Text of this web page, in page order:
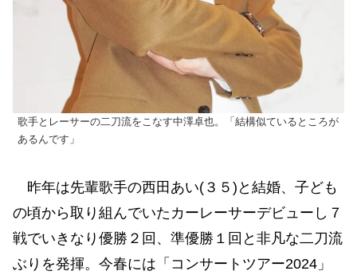
歌手とレーサーの二刀流をこなす中澤卓也。「結構似ているところが
あるんです」
昨年は先輩歌手の西田あい(３５)と結婚、子ども
の頃から取り組んでいたカーレーサーデビューし７
戦でいきなり優勝２回、準優勝１回と非凡な二刀流
ぶりを発揮。今春には「コンサートツアー2024」